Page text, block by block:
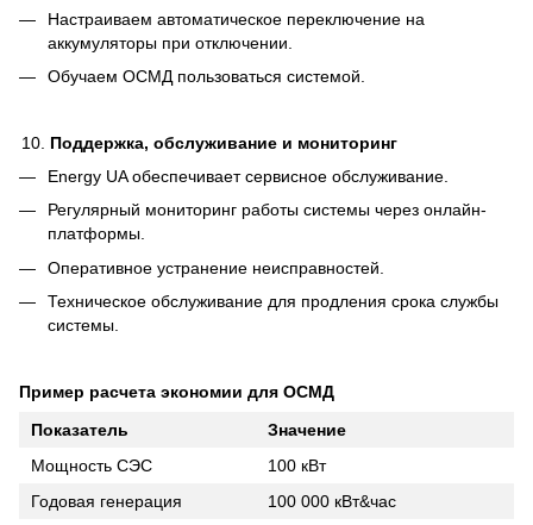
Настраиваем автоматическое переключение на
аккумуляторы при отключении.
Обучаем ОСМД пользоваться системой.
Поддержка, обслуживание и мониторинг
Energy UA обеспечивает сервисное обслуживание.
Регулярный мониторинг работы системы через онлайн-
платформы.
Оперативное устранение неисправностей.
Техническое обслуживание для продления срока службы
системы.
Пример расчета экономии для ОСМД
Показатель
Значение
Мощность СЭС
100 кВт
Годовая генерация
100 000 кВт&час